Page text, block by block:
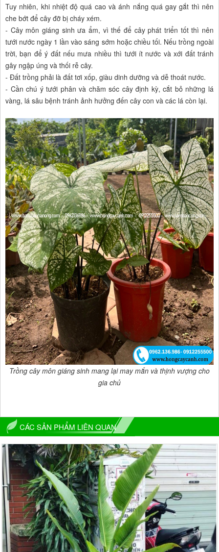
Tuy nhiên, khi nhiệt độ quá cao và ánh nắng quá gay gắt thì nên
che bớt để cây đỡ bị cháy xém.
- Cây môn giáng sinh ưa ẩm, vì thế để cây phát triển tốt thì nên
tưới nước ngày 1 lần vào sáng sớm hoặc chiều tối. Nếu trồng ngoài
trời, bạn để ý đất nếu mưa nhiều thì tưới ít nước và xới đất tránh
gây ngập úng và thối rễ cây.
- Đất trồng phải là đất tơi xốp, giàu dinh dưỡng và dễ thoát nước.
- Cần chú ý tưới phân và chăm sóc cây định kỳ, cắt bỏ những lá
vàng, lá sâu bệnh tránh ảnh hưởng đến cây con và các lá còn lại.
Trồng cây môn giáng sinh mang lại may mắn và thịnh vượng cho
gia chủ
CÁC SẢN PHẨM LIÊN QUAN